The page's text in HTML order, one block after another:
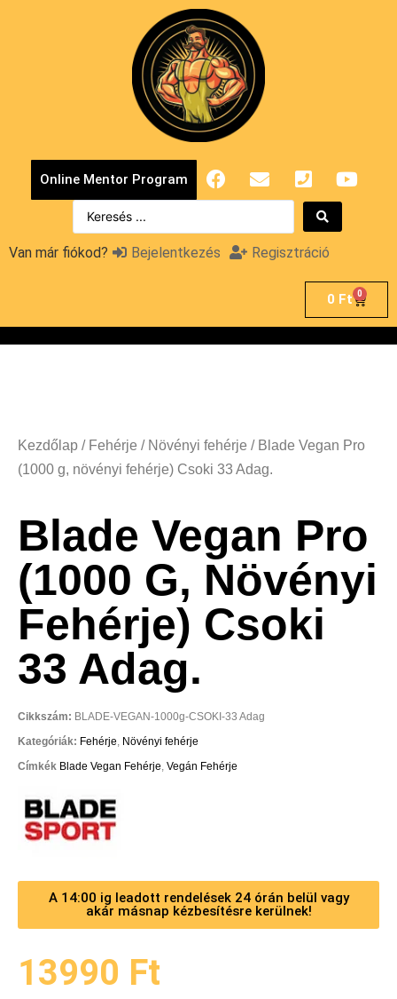
Online Mentor Program
Van már fiókod? Bejelentkezés Regisztráció
0 Ft 0
Kezdőlap / Fehérje / Növényi fehérje / Blade Vegan Pro
(1000 g, növényi fehérje) Csoki 33 Adag.
Blade Vegan Pro
(1000 G, Növényi
Fehérje) Csoki
33 Adag.
Cikkszám: BLADE-VEGAN-1000g-CSOKI-33 Adag
Kategóriák: Fehérje, Növényi fehérje
Címkék Blade Vegan Fehérje, Vegán Fehérje
A 14:00 ig leadott rendelések 24 órán belül vagy
akár másnap kézbesítésre kerülnek!
13990 Ft